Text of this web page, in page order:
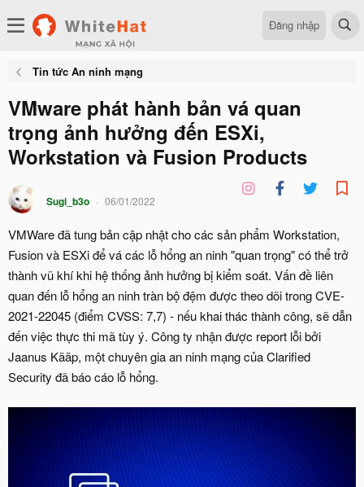
Đăng nhập
Tin tức An ninh mạng
VMware phát hành bản vá quan
trọng ảnh hưởng đến ESXi,
Workstation và Fusion Products
Sugi_b3o 06/01/2022
VMWare đã tung bản cập nhật cho các sản phẩm Workstation,
Fusion và ESXi để vá các lỗ hổng an ninh "quan trọng" có thể trở
thành vũ khí khi hệ thống ảnh hưởng bị kiểm soát. Vấn đề liên
quan đến lỗ hổng an ninh tràn bộ đệm được theo dõi trong CVE-
2021-22045 (điểm CVSS: 7,7) - nếu khai thác thành công, sẽ dẫn
đến việc thực thi mã tùy ý. Công ty nhận được report lỗi bởi
Jaanus Kääp, một chuyên gia an ninh mạng của Clarified
Security đã báo cáo lỗ hổng.